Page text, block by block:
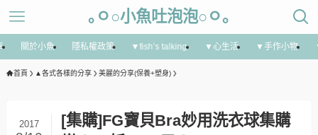
｡ㅇ○小魚吐泡泡○ㅇ｡
關於小魚 隱私權政策 ▼fish’s talking ▼心生活 ▼手作小物
首頁 ▲各式各樣的分享 美麗的分享(保養+塑身)
[集購]FG寶貝Bra妙用洗衣球集購
2017